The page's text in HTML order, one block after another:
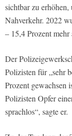
sichtbar zu
Nahverkehr. 2022
– 15,4 Prozent
Der
Polizisten für „sehr
Prozent gewachsen
Polizisten Opfer
sprachlos“, sagte er.